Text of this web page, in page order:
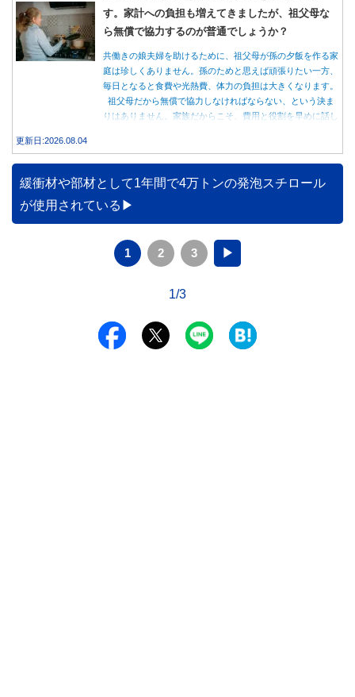
す。家計への負担も増えてきましたが、祖父母な
ら無償で協力するのが普通でしょうか？
共働きの娘夫婦を助けるために、祖父母が孫の夕飯を作る家
庭は珍しくありません。孫のためと思えば頑張りたい一方、
毎日となると食費や光熱費、体力の負担は大きくなります。
祖父母だから無償で協力しなければならない、という決ま
りはありません。家族だからこそ、費用と役割を早めに話し
更新日:2026.08.04
緩衝材や部材として1年間で4万トンの発泡スチロール
が使用されている
1 2 3 ▶
1/3